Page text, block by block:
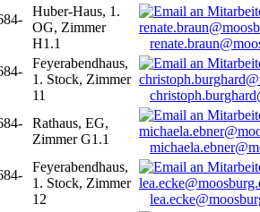
Huber-Haus, 1.
OG, Zimmer
H1.1
Feyerabendhaus,
1. Stock, Zimmer
11
Rathaus, EG,
Zimmer G1.1
Feyerabendhaus,
1. Stock, Zimmer
12